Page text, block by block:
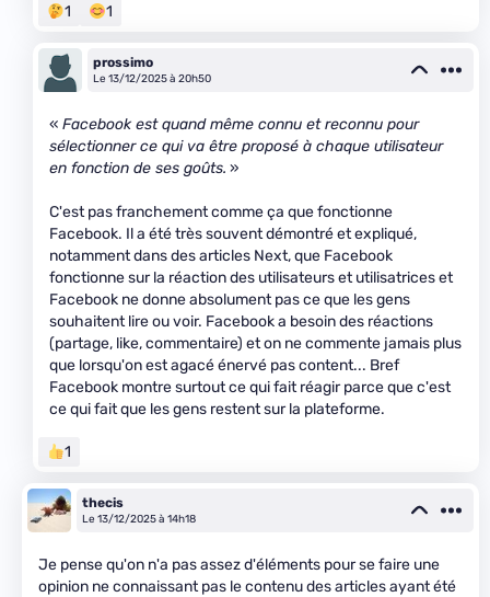
1 1
prossimo
Le 13/12/2025 à 20h50
« Facebook est quand même connu et reconnu pour
sélectionner ce qui va être proposé à chaque utilisateur
en fonction de ses goûts. »
C'est pas franchement comme ça que fonctionne
Facebook. Il a été très souvent démontré et expliqué,
notamment dans des articles Next, que Facebook
fonctionne sur la réaction des utilisateurs et utilisatrices et
Facebook ne donne absolument pas ce que les gens
souhaitent lire ou voir. Facebook a besoin des réactions
(partage, like, commentaire) et on ne commente jamais plus
que lorsqu'on est agacé énervé pas content... Bref
Facebook montre surtout ce qui fait réagir parce que c'est
ce qui fait que les gens restent sur la plateforme.
1
thecis
Le 13/12/2025 à 14h18
Je pense qu'on n'a pas assez d'éléments pour se faire une
opinion ne connaissant pas le contenu des articles ayant été